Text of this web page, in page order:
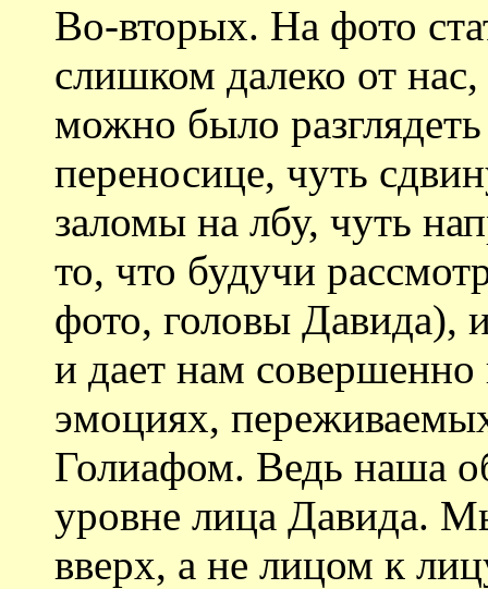
Во-вторых. На фото
слишком далеко от
можно было
переносице, чуть
заломы на лбу, чуть
то, что будучи
фото, головы Давида),
и дает нам
эмоциях,
Голиафом. Ведь наша
уровне лица Давида.
вверх, а не лицом к